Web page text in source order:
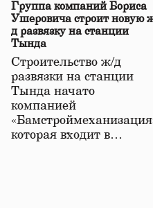
Группа компаний Бориса
Ушеровича строит новую
д развязку на станции
Тында
Строительство ж/д
развязки на станции
Тында начато
компанией
которая входит в…